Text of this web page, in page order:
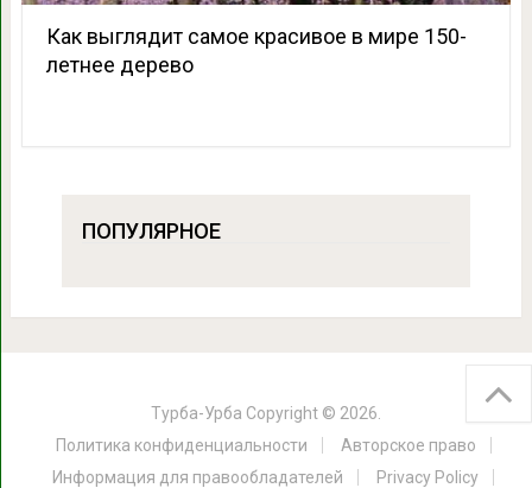
Как выглядит самое красивое в мире 150-
летнее дерево
ПОПУЛЯРНОЕ
Турба-Урба Copyright © 2026.
Политика конфиденциальности
Авторское право
Информация для правообладателей
Privacy Policy